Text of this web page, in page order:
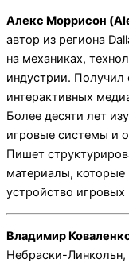
Алекс Моррисон
автор из региона
на механиках,
индустрии. Получил
интерактивных
Более десяти лет
игровые системы и
Пишет
материалы, которые
устройство игровых
Владимир
Небраски-